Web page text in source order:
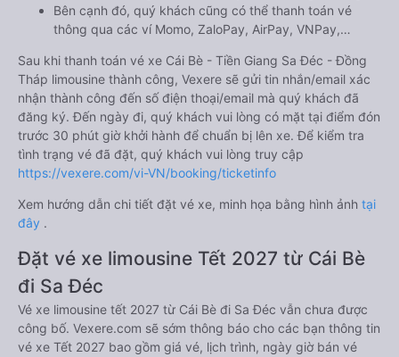
Bên cạnh đó, quý khách cũng có thể thanh toán vé
thông qua các ví Momo, ZaloPay, AirPay, VNPay,…
Sau khi thanh toán vé xe Cái Bè - Tiền Giang Sa Đéc - Đồng
Tháp limousine thành công, Vexere sẽ gửi tin nhắn/email xác
nhận thành công đến số điện thoại/email mà quý khách đã
đăng ký. Đến ngày đi, quý khách vui lòng có mặt tại điểm đón
trước 30 phút giờ khởi hành để chuẩn bị lên xe. Để kiểm tra
tình trạng vé đã đặt, quý khách vui lòng truy cập
https://vexere.com/vi-VN/booking/ticketinfo
Xem hướng dẫn chi tiết đặt vé xe, minh họa bằng hình ảnh tại
đây .
Đặt vé xe limousine Tết 2027 từ Cái Bè
đi Sa Đéc
Vé xe limousine tết 2027 từ Cái Bè đi Sa Đéc vẫn chưa được
công bố. Vexere.com sẽ sớm thông báo cho các bạn thông tin
vé xe Tết 2027 bao gồm giá vé, lịch trình, ngày giờ bán vé